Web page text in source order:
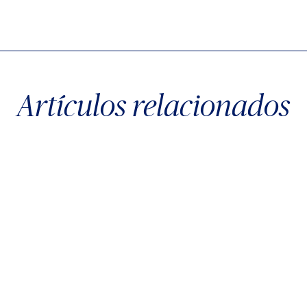
Artículos relacionados